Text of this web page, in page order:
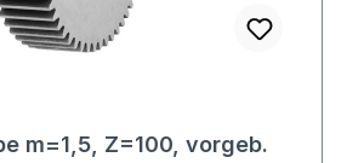
m=1,5, Z=100, vorgeb.